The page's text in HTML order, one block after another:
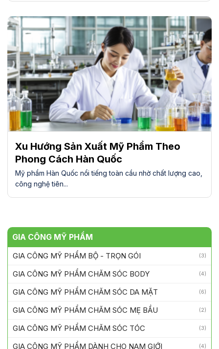
Xu Hướng Sản Xuất Mỹ Phẩm Theo
Phong Cách Hàn Quốc
Mỹ phẩm Hàn Quốc nổi tiếng toàn cầu nhờ chất lượng cao,
công nghệ tiên...
GIA CÔNG MỸ PHẨM
GIA CÔNG MỸ PHẨM BỘ - TRỌN GÓI (3)
GIA CÔNG MỸ PHẨM CHĂM SÓC BODY (4)
GIA CÔNG MỸ PHẨM CHĂM SÓC DA MẶT (6)
GIA CÔNG MỸ PHẨM CHĂM SÓC MẸ BẦU (2)
GIA CÔNG MỸ PHẨM CHĂM SÓC TÓC (3)
GIA CÔNG MỸ PHẨM DÀNH CHO NAM GIỚI (4)